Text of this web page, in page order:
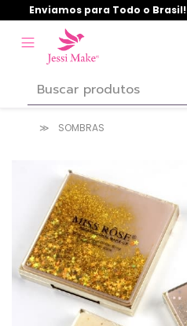
Enviamos para Todo o
SOMBRAS